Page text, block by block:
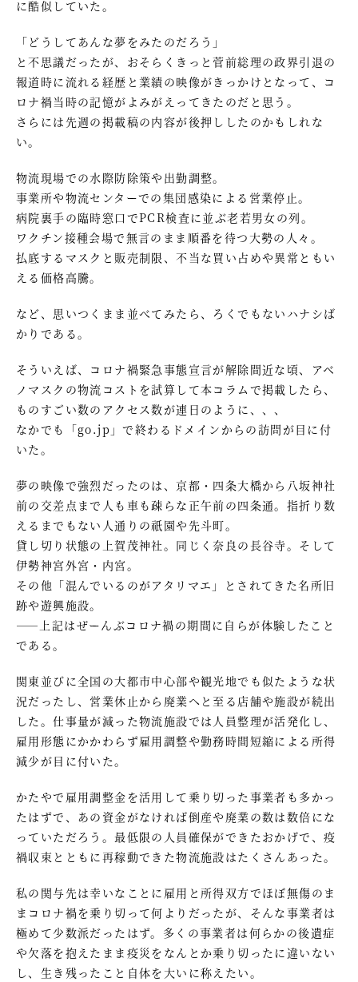
に酷似していた。
「どうしてあんな夢をみたのだろう」
と不思議だったが、おそらくきっと菅前総理の政界引退の
報道時に流れる経歴と業績の映像がきっかけとなって、コ
ロナ禍当時の記憶がよみがえってきたのだと思う。
さらには先週の掲載稿の内容が後押ししたのかもしれな
い。
物流現場での水際防除策や出勤調整。
事業所や物流センターでの集団感染による営業停止。
病院裏手の臨時窓口でPCR検査に並ぶ老若男女の列。
ワクチン接種会場で無言のまま順番を待つ大勢の人々。
払底するマスクと販売制限、不当な買い占めや異常ともい
える価格高騰。
など、思いつくまま並べてみたら、ろくでもないハナシば
かりである。
そういえば、コロナ禍緊急事態宣言が解除間近な頃、アベ
ノマスクの物流コストを試算して本コラムで掲載したら、
ものすごい数のアクセス数が連日のように、、、
なかでも「go.jp」で終わるドメインからの訪問が目に付
いた。
夢の映像で強烈だったのは、京都・四条大橋から八坂神社
前の交差点まで人も車も疎らな正午前の四条通。指折り数
えるまでもない人通りの祇園や先斗町。
貸し切り状態の上賀茂神社。同じく奈良の長谷寺。そして
伊勢神宮外宮・内宮。
その他「混んでいるのがアタリマエ」とされてきた名所旧
跡や遊興施設。
――上記はぜーんぶコロナ禍の期間に自らが体験したこと
である。
関東並びに全国の大都市中心部や観光地でも似たような状
況だったし、営業休止から廃業へと至る店舗や施設が続出
した。仕事量が減った物流施設では人員整理が活発化し、
雇用形態にかかわらず雇用調整や勤務時間短縮による所得
減少が目に付いた。
かたやで雇用調整金を活用して乗り切った事業者も多かっ
たはずで、あの資金がなければ倒産や廃業の数は数倍にな
っていただろう。最低限の人員確保ができたおかげで、疫
禍収束とともに再稼動できた物流施設はたくさんあった。
私の関与先は幸いなことに雇用と所得双方でほぼ無傷のま
まコロナ禍を乗り切って何よりだったが、そんな事業者は
極めて少数派だったはず。多くの事業者は何らかの後遺症
や欠落を抱えたまま疫災をなんとか乗り切ったに違いない
し、生き残ったこと自体を大いに称えたい。